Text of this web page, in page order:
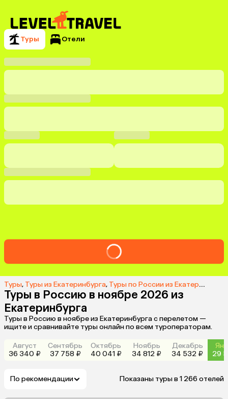
Туры Отели
Туры, Туры из Екатеринбурга, Туры по России из Екатеринбурга
Туры в Россию в ноябре 2026 из
Екатеринбурга
Туры в Россию в ноябре из Екатеринбурга с перелетом —
ищите и сравнивайте туры онлайн по всем туроператорам.
Август
36 340 ₽
Сентябрь
37 758 ₽
Октябрь
40 041 ₽
Ноябрь
34 812 ₽
Декабрь
34 532 ₽
29
По рекомендации Показаны туры в 1 266 отелей